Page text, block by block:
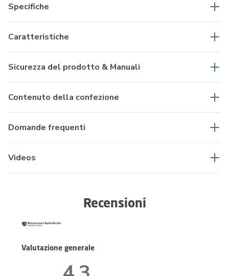
Specifiche
Caratteristiche
Sicurezza del prodotto & Manuali
Contenuto della confezione
Domande frequenti
Videos
Recensioni
Valutazione generale